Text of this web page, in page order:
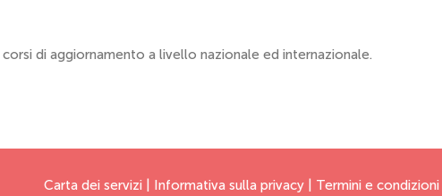
di aggiornamento a livello nazionale ed internazionale.
Carta dei servizi Informativa sulla privacy Termini e condizioni